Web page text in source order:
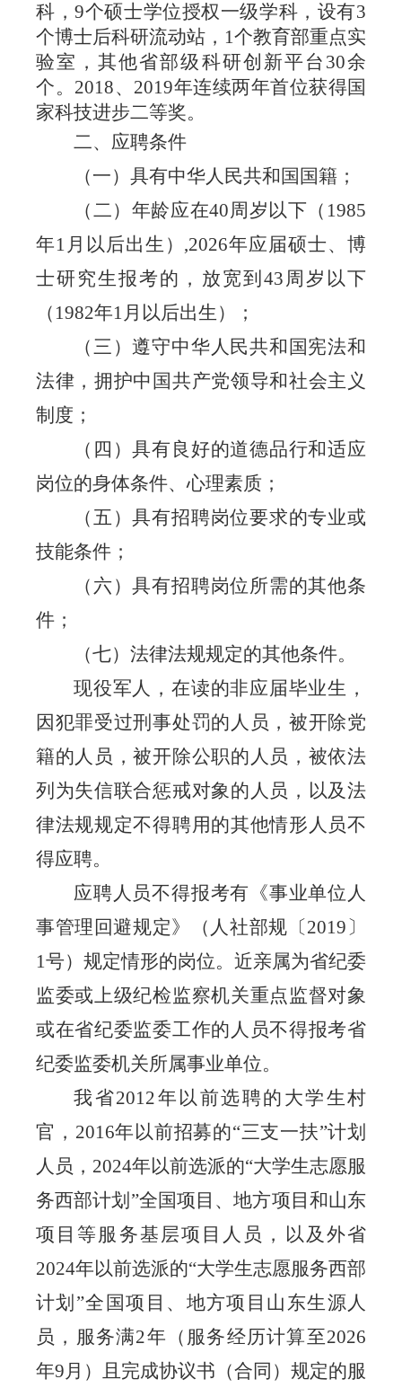
科，9个硕士学位授权一级学科，设有3
个博士后科研流动站， 1个教育部重点实
验室，其他省部级科研创新平台 30余
个。 2018、 2019年连续两年首位获得国
家科技进步二等奖。
二、应聘条件
（一）具有中华人民共和国国籍；
（二）年龄应在40周岁以下（ 1985
年1 月以后出生） ,2026年应届硕士、博
士研究生报考的，放宽到 43 周岁以下
（ 1982年1月以后出生）；
（三）遵守中华人民共和国宪法和
法律，拥护中国共产党领导和社会主义
制度；
（四）具有良好的道德品行和适应
岗位的身体条件、心理素质；
（五）具有招聘岗位要求的专业或
技能条件；
（六）具有招聘岗位所需的其他条
件；
（七）法律法规规定的其他条件。
现役军人，在读的非应届毕业生，
因犯罪受过刑事处罚的人员，被开除党
籍的人员，被开除公职的人员，被依法
列为失信联合惩戒对象的人员，以及法
律法规规定不得聘用的其他情形人员不
得应聘。
应聘人员不得报考有《事业单位人
事管理回避规定》（人社部规〔2019 〕
1号）规定情形的岗位。近亲属为省纪委
监委或上级纪检监察机关重点监督对象
或在省纪委监委工作的人员不得报考省
纪委监委机关所属事业单位。
我省2012年以前选聘的大学生村
官， 2016年以前招募的“三支一扶”计划
人员， 2024年以前选派的“大学生志愿服
务西部计划 ”全国项目、地方项目和山东
项目等服务基层项目人员，以及外省
2024年以前选派的“大学生志愿服务西部
计划 ”全国项目、地方项目山东生源人
员，服务满2年（服务经历计算至2026
年9月）且完成协议书（合同）规定的服